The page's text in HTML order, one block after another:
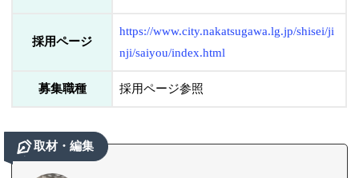
採用ページ
https://www.city.nakatsugawa.lg.jp/shisei/ji
nji/saiyou/index.html
募集職種 採用ページ参照
取材・編集